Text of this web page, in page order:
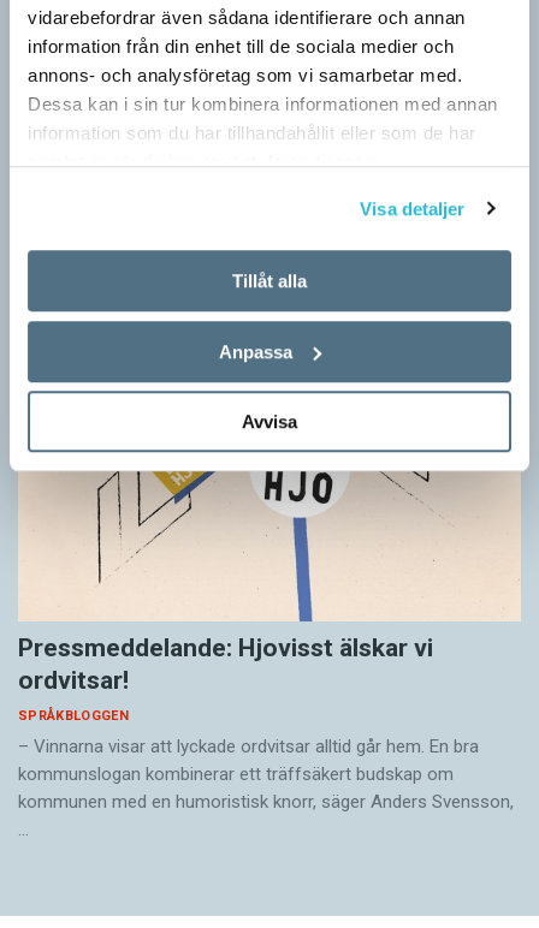
vidarebefordrar även sådana identifierare och annan
information från din enhet till de sociala medier och
annons- och analysföretag som vi samarbetar med.
Dessa kan i sin tur kombinera informationen med annan
information som du har tillhandahållit eller som de har
samlat in när du har använt deras tjänster.
Visa detaljer
Tillåt alla
Anpassa
Avvisa
gymnasiesärskolan till anpassad gymnasieskola. En som har
stor del i att detta namnbyte sker är artonåriga Leo Lust…
Pressmeddelande: Hjovisst älskar vi
ordvitsar!
SPRÅKBLOGGEN
– Vinnarna visar att lyckade ordvitsar alltid går hem. En bra
kommunslogan kombinerar ett träffsäkert budskap om
kommunen med en humoristisk knorr, säger Anders Svensson,
…